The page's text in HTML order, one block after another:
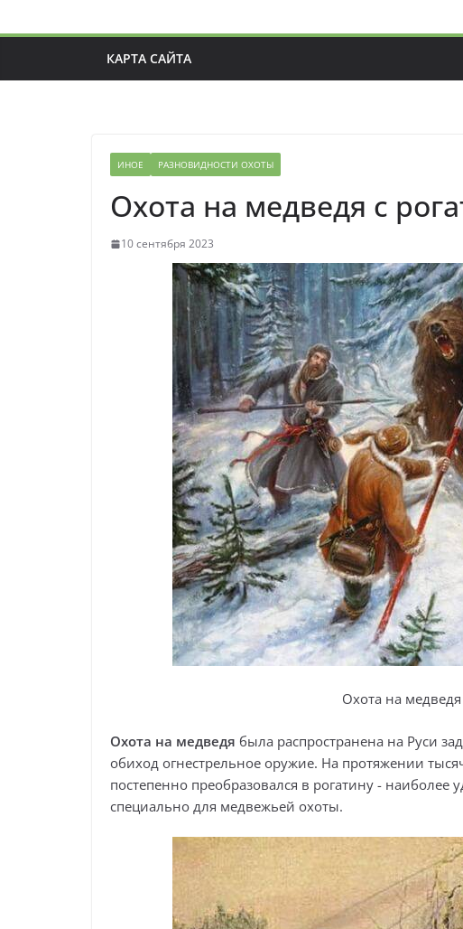
КАРТА САЙТА
ИНОЕ РАЗНОВИДНОСТИ ОХОТЫ
Охота на медведя с
10 сентября 2023
Охота на
Охота на медведя была распространена на Руси
обиход огнестрельное оружие. На протяжении
постепенно преобразовался в рогатину -
специально для медвежьей охоты.